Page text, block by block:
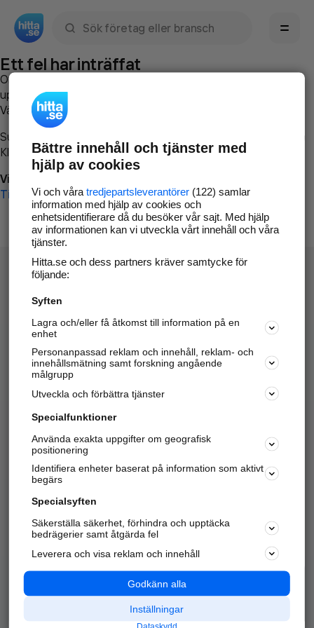
Ett fel har inträffat
Om du vill kan du
uppstod så att vi lättare och snabbare kan avhjälpa det.
Vänligen försök med följande:
Surfa till
Klicka påTillbaka-knappen i webbläsaren och försök igen
Vi beklagar besväret!
Till startsidan
Hitta.se - Gratis nummerupplysning.
Sök företag, personer och platser.
Hitta telefonnummer, adresser, företagsinfo mm.
Marknadsför företaget
Kom igång och annonsera mot
samarbetspartners nära dig.
Alla kategorier
Populära sökningar
API & Kartor
Annonsera
Integritet
Nödnummer
Bättre innehåll och tjänster med
hjälp av cookies
Vi och våra tredjepartsleverantörer(122) samlar
information med hjälp av cookies och
enhetsidentifierare då du besöker vår sajt. Med hjälp
av informationen kan vi utveckla vårt innehåll och våra
tjänster.
Hitta.se och dess partners kräver samtycke för
följande:
Syften
Lagra och/eller få åtkomst till information på en
enhet
Personanpassad reklam och innehåll, reklam- och
innehållsmätning samt forskning angående
målgrupp
Utveckla och förbättra tjänster
Specialfunktioner
Använda exakta uppgifter om geografisk
positionering
Identifiera enheter baserat på information som aktivt
begärs
Specialsyften
Säkerställa säkerhet, förhindra och upptäcka
bedrägerier samt åtgärda fel
Leverera och visa reklam och innehåll
Godkänn alla
Inställningar
Dataskydd